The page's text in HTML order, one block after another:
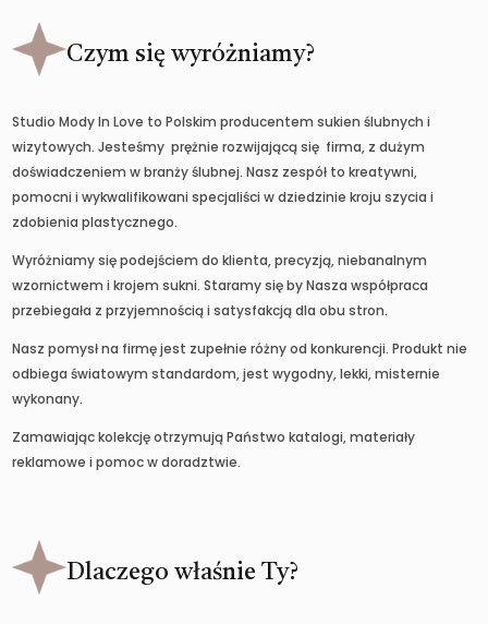
Czym się wyróżniamy?
Studio Mody In Love to Polskim producentem sukien ślubnych i
wizytowych. Jesteśmy prężnie rozwijającą się firma, z dużym
doświadczeniem w branży ślubnej. Nasz zespół to kreatywni,
pomocni i wykwalifikowani specjaliści w dziedzinie kroju szycia i
zdobienia plastycznego.
Wyróżniamy się podejściem do klienta, precyzją, niebanalnym
wzornictwem i krojem sukni. Staramy się by Nasza współpraca
przebiegała z przyjemnością i satysfakcją dla obu stron.
Nasz pomysł na firmę jest zupełnie różny od konkurencji. Produkt nie
odbiega światowym standardom, jest wygodny, lekki, misternie
wykonany.
Zamawiając kolekcję otrzymują Państwo katalogi, materiały
reklamowe i pomoc w doradztwie.
Dlaczego właśnie Ty?